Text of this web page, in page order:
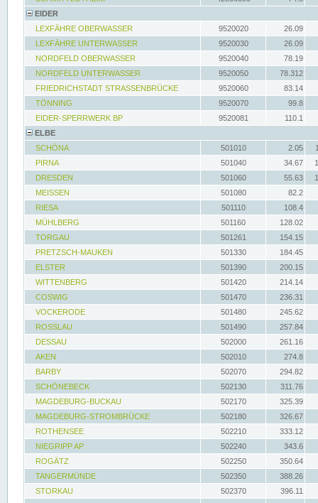
EIDER
LEXFÄHRE OBERWASSER
9520020
26.09
LEXFÄHRE UNTERWASSER
9520030
26.09
NORDFELD OBERWASSER
9520040
78.19
NORDFELD UNTERWASSER
9520050
78.312
FRIEDRICHSTADT STRASSENBRÜCKE
9520060
83.14
TÖNNING
9520070
99.8
EIDER-SPERRWERK BP
9520081
110.1
ELBE
SCHÖNA
501010 2.05
PIRNA
501040 34.67
DRESDEN
501060 55.63
MEISSEN
501080
82.2
RIESA
501110
108.4
MÜHLBERG
501160
128.02
TORGAU
501261
154.15
PRETZSCH-MAUKEN
501330
184.45
ELSTER
501390
200.15
WITTENBERG
501420
214.14
COSWIG
501470
236.31
VOCKERODE
501480
245.62
ROSSLAU
501490
257.84
DESSAU
502000
261.16
AKEN
502010
274.8
BARBY
502070
294.82
SCHÖNEBECK
502130
311.76
MAGDEBURG-BUCKAU
502170
325.39
MAGDEBURG-STROMBRÜCKE
502180
326.67
ROTHENSEE
502210
333.12
NIEGRIPP AP
502240
343.6
ROGÄTZ
502250
350.64
TANGERMÜNDE
502350
388.26
STORKAU
502370
396.11